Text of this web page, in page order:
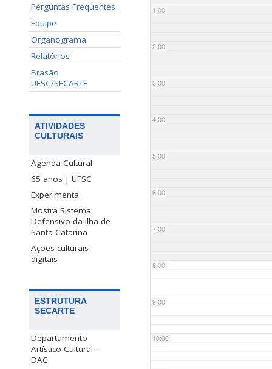
Perguntas Frequentes
Equipe
Organograma
Relatórios
Brasão
UFSC/SECARTE
ATIVIDADES
CULTURAIS
Agenda Cultural
65 anos | UFSC
Experimenta
Mostra Sistema
Defensivo da Ilha de
Santa Catarina
Ações culturais
digitais
ESTRUTURA
SECARTE
Departamento
Artístico Cultural –
DAC
1:00
2:00
3:00
4:00
5:00
6:00
7:00
8:00
9:00
10:00